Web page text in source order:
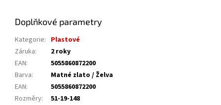
Doplňkové parametry
Kategorie: Plastové
Záruka:
2 roky
EAN:
5055860872200
Barva:
Matné zlato / Želva
EAN:
5055860872200
Rozměry: 51-19-148